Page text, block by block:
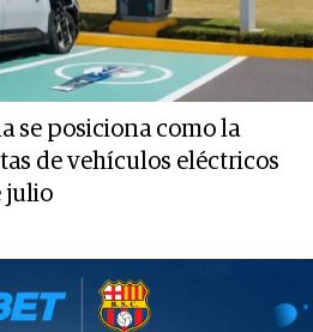
se posiciona como la
de vehículos eléctricos
julio